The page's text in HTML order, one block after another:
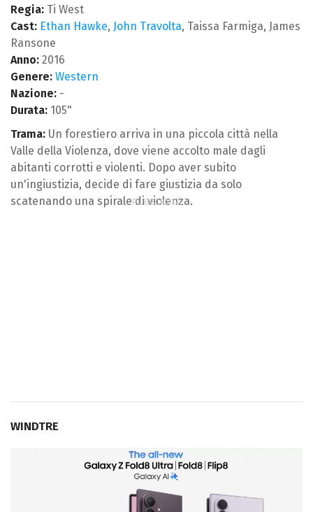
Regia: Ti West
Cast: Ethan Hawke, John Travolta, Taissa Farmiga, James
Ransone
Anno: 2016
Genere: Western
Nazione: -
Durata: 105"
Trama: Un forestiero arriva in una piccola città nella
Valle della Violenza, dove viene accolto male dagli
abitanti corrotti e violenti. Dopo aver subito
un'ingiustizia, decide di fare giustizia da solo
scatenando una spirale di violenza.
WINDTRE